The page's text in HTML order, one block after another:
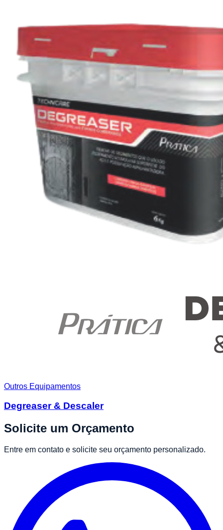
Outros Equipamentos
Degreaser & Descaler
Solicite um Orçamento
Entre em contato e solicite seu orçamento personalizado.